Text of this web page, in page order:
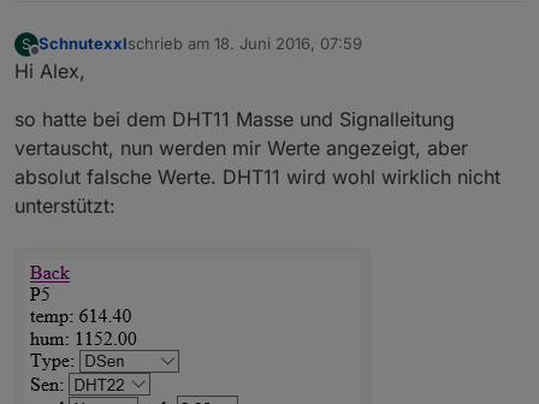
S
Offline
Schnutexxlschrieb am 18. Juni 2016, 07:59
zuletzt editiert von
Hi Alex,
so hatte bei dem DHT11 Masse und Signalleitung
vertauscht, nun werden mir Werte angezeigt, aber
absolut falsche Werte. DHT11 wird wohl wirklich nicht
unterstützt: